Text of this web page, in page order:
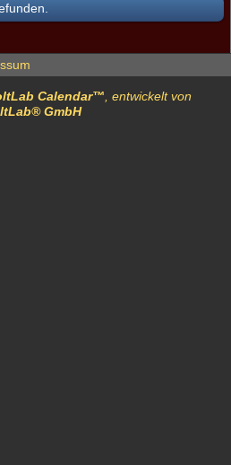
Calendar™ , entwickelt von
GmbH